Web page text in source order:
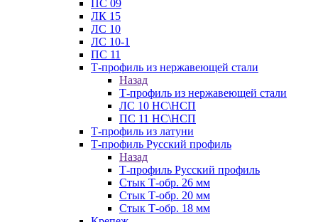
ПС 09
ЛК 15
ЛС 10
ЛС 10-1
ПС 11
Т-профиль из нержавеющей стали
Назад
Т-профиль из нержавеющей стали
ЛС 10 НС\НСП
ПС 11 НС\НСП
Т-профиль из латуни
Т-профиль Русский профиль
Назад
Т-профиль Русский профиль
Стык Т-обр. 26 мм
Стык Т-обр. 20 мм
Стык Т-обр. 18 мм